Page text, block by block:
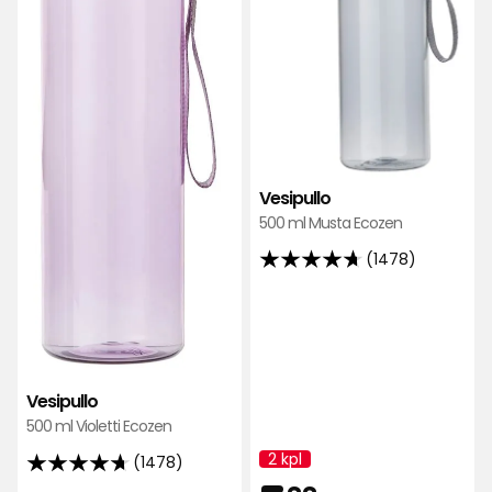
Vesipullo
500 ml Violetti Ecozen
(1478)
4.7
Vesipullo
500 ml Musta Ecozen
(1478)
4.7
Kampanjan
nimi:
2 kpl